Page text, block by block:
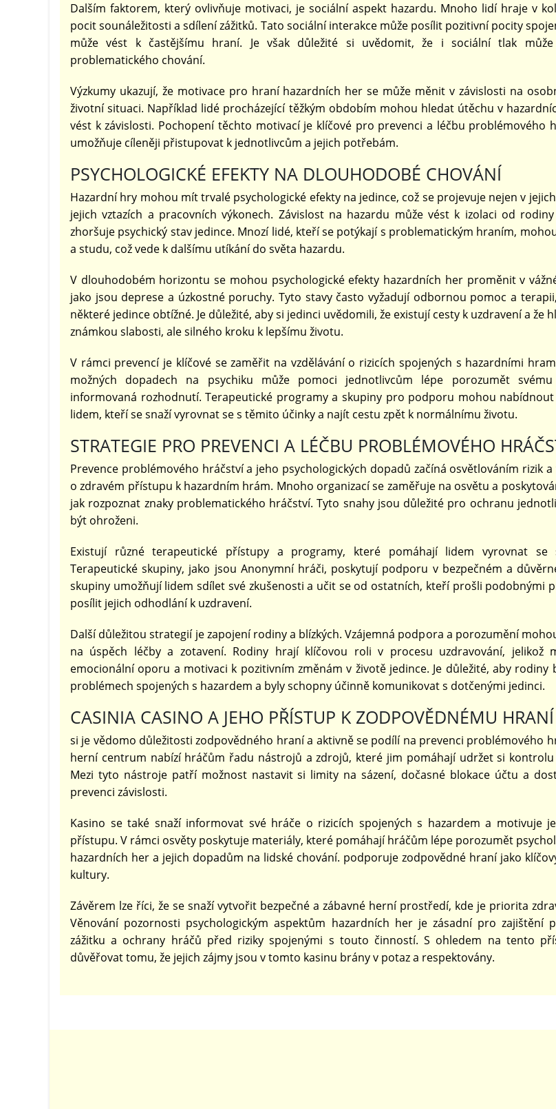
Dalším faktorem, který ovlivňuje motivaci, je sociální aspekt hazardu. Mnoho lidí hraje v
pocit sounáležitosti a sdílení zážitků. Tato sociální interakce může posílit pozitivní pocity
může vést k častějšímu hraní. Je však důležité si uvědomit, že i sociální tlak
problematického chování.
Výzkumy ukazují, že motivace pro hraní hazardních her se může měnit v závislosti na
životní situaci. Například lidé procházející těžkým obdobím mohou hledat útěchu v
vést k závislosti. Pochopení těchto motivací je klíčové pro prevenci a léčbu problémového
umožňuje cíleněji přistupovat k jednotlivcům a jejich potřebám.
PSYCHOLOGICKÉ EFEKTY NA DLOUHODOBÉ CHOVÁNÍ
Hazardní hry mohou mít trvalé psychologické efekty na jedince, což se projevuje nejen v
jejich vztazích a pracovních výkonech. Závislost na hazardu může vést k izolaci od
zhoršuje psychický stav jedince. Mnozí lidé, kteří se potýkají s problematickým hraním,
a studu, což vede k dalšímu utíkání do světa hazardu.
V dlouhodobém horizontu se mohou psychologické efekty hazardních her proměnit v
jako jsou deprese a úzkostné poruchy. Tyto stavy často vyžadují odbornou pomoc a
některé jedince obtížné. Je důležité, aby si jedinci uvědomili, že existují cesty k uzdravení a že
známkou slabosti, ale silného kroku k lepšímu životu.
V rámci prevencí je klíčové se zaměřit na vzdělávání o rizicích spojených s hazardními
možných dopadech na psychiku může pomoci jednotlivcům lépe porozumět
informovaná rozhodnutí. Terapeutické programy a skupiny pro podporu mohou
lidem, kteří se snaží vyrovnat se s těmito účinky a najít cestu zpět k normálnímu životu.
STRATEGIE PRO PREVENCI A LÉČBU PROBLÉMOVÉHO
Prevence problémového hráčství a jeho psychologických dopadů začíná osvětlováním rizik
o zdravém přístupu k hazardním hrám. Mnoho organizací se zaměřuje na osvětu a
jak rozpoznat znaky problematického hráčství. Tyto snahy jsou důležité pro ochranu
být ohroženi.
Existují různé terapeutické přístupy a programy, které pomáhají lidem vyrovnat se
Terapeutické skupiny, jako jsou Anonymní hráči, poskytují podporu v bezpečném a
skupiny umožňují lidem sdílet své zkušenosti a učit se od ostatních, kteří prošli podobnými
posílit jejich odhodlání k uzdravení.
Další důležitou strategií je zapojení rodiny a blízkých. Vzájemná podpora a porozumění
na úspěch léčby a zotavení. Rodiny hrají klíčovou roli v procesu uzdravování, jelikož
emocionální oporu a motivaci k pozitivním změnám v životě jedince. Je důležité, aby rodiny
problémech spojených s hazardem a byly schopny účinně komunikovat s dotčenými jedinci.
CASINIA CASINO A JEHO PŘÍSTUP K ZODPOVĚDNÉMU HRANÍ
si je vědomo důležitosti zodpovědného hraní a aktivně se podílí na prevenci problémového
herní centrum nabízí hráčům řadu nástrojů a zdrojů, které jim pomáhají udržet si
Mezi tyto nástroje patří možnost nastavit si limity na sázení, dočasné blokace účtu a
prevenci závislosti.
Kasino se také snaží informovat své hráče o rizicích spojených s hazardem a motivuje
přístupu. V rámci osvěty poskytuje materiály, které pomáhají hráčům lépe porozumět
hazardních her a jejich dopadům na lidské chování. podporuje zodpovědné hraní jako
kultury.
Závěrem lze říci, že se snaží vytvořit bezpečné a zábavné herní prostředí, kde je priorita
Věnování pozornosti psychologickým aspektům hazardních her je zásadní pro zajištění
zážitku a ochrany hráčů před riziky spojenými s touto činností. S ohledem na tento
důvěřovat tomu, že jejich zájmy jsou v tomto kasinu brány v potaz a respektovány.